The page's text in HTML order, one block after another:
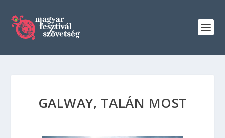
GALWAY, TALÁN MOST